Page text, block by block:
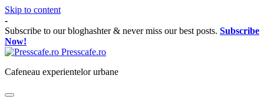
Skip to content
-
Subscribe to our bloghashter & never miss our best posts. Subscribe
Now!
Presscafe.ro
Cafeneau experientelor urbane